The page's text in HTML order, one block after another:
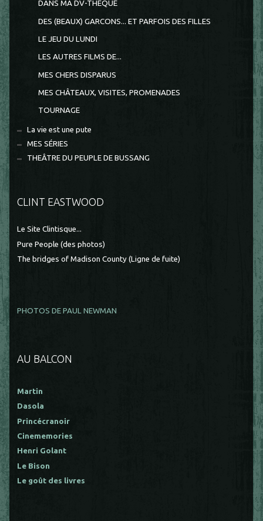
DANS MA DV-THEQUE
DES (BEAUX) GARCONS... ET PARFOIS DES FILLES
LE JEU DU LUNDI
LES AUTRES FILMS DE...
MES CHERS DISPARUS
MES CHÂTEAUX, VISITES, PROMENADES
TOURNAGE
La vie est une pute
MES SÉRIES
THEÂTRE DU PEUPLE DE BUSSANG
CLINT EASTWOOD
Le Site Clintisque...
Pure People (des photos)
The bridges of Madison County (Ligne de fuite)
PHOTOS DE PAUL NEWMAN
AU BALCON
Martin
Dasola
Princécranoir
Cinememories
Henri Golant
Le Bison
Le goût des livres